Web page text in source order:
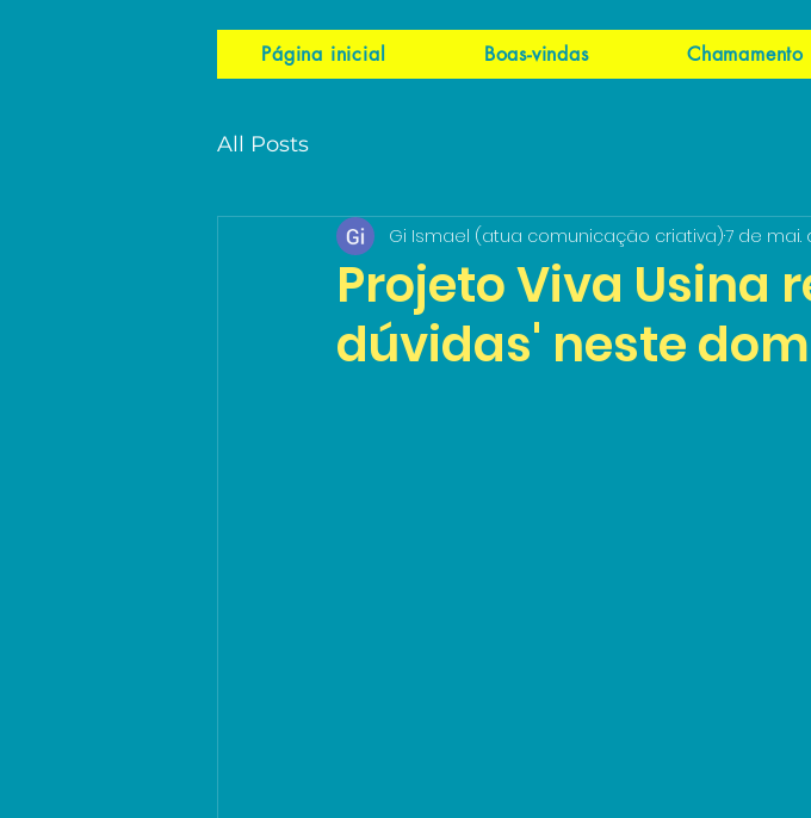
Página inicial Boas-vindas
All Posts
Projeto Viva Usina
dúvidas' neste
Gi Ismael (atua comunicação criativa)7 de mai.